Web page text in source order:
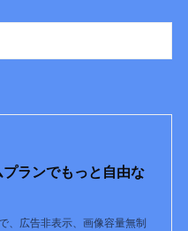
ランでもっと自由な
、広告非表示、画像容量無制